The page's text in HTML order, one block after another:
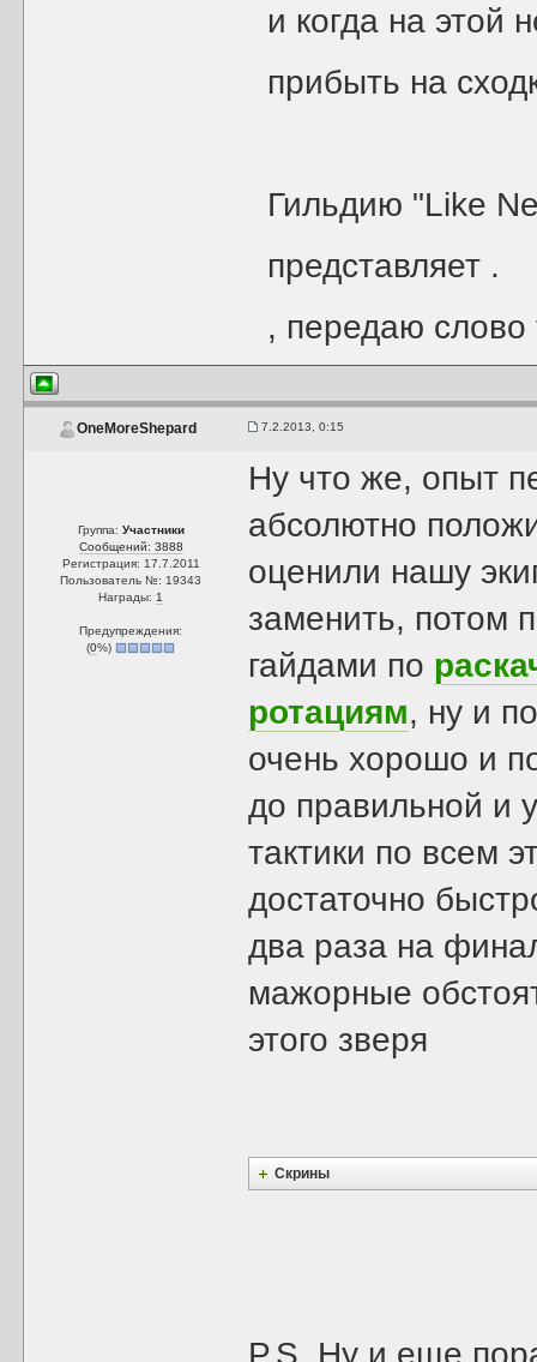
и когда на этой
прибыть на
Гильдию "Like
представляет .
, передаю слово
OneMoreShepard 7.2.2013, 0:15
Группа: Участники
Сообщений: 3888
Регистрация: 17.7.2011
Пользователь №: 19343
Награды: 1
Предупреждения:
(0%)
Ну что же, опыт
абсолютно
оценили нашу
заменить, потом
гайдами по
ротациям, ну и
очень хорошо и
до правильной и
тактики по всем
достаточно
два раза на
мажорные
этого зверя
Скрины
P.S. Ну и еще